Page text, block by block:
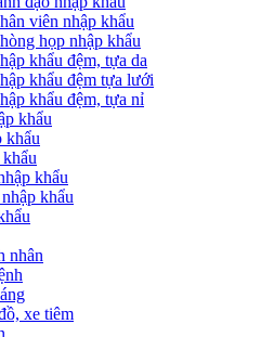
viên nhập khẩu
họp nhập khẩu
khẩu đệm, tựa da
khẩu đệm tựa lưới
khẩu đệm, tựa nỉ
khẩu
khẩu
khẩu
khẩu
nhân
xe tiêm